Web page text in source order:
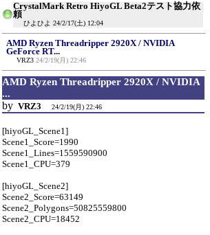
CrystalMark Retro HiyoGL Beta2テスト協力依
頼
ひよひよ 24/2/17(土) 12:04
AMD Ryzen Threadripper 2920X / NVIDIA
GeForce RT...
VRZ3 24/2/19(月) 22:46
AMD Ryzen Threadripper 2920X / NVIDIA
...
by VRZ3 24/2/19(月) 22:46
[hiyoGL_Scene1]
Scene1_Score=1990
Scene1_Lines=1559590900
Scene1_CPU=379
[hiyoGL_Scene2]
Scene2_Score=63149
Scene2_Polygons=50825559800
Scene2_CPU=18452